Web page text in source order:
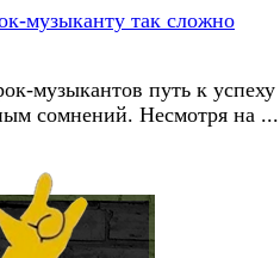
музыкантов путь к успеху
сомнений. Несмотря на ...